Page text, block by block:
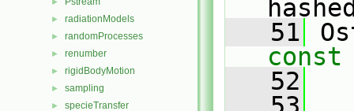
► radiationModels
► randomProcesses
► renumber
► rigidBodyMotion
► sampling
► specieTransfer
   51
const
   52